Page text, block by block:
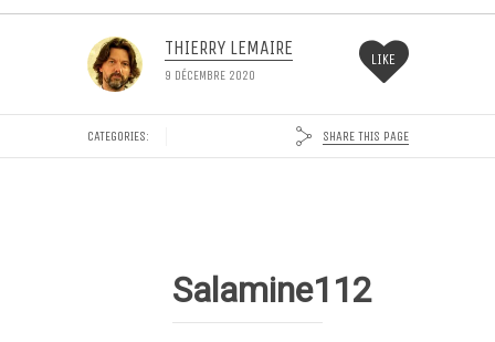
THIERRY LEMAIRE
9 DÉCEMBRE 2020
LIKE
CATEGORIES: SHARE THIS PAGE
Salamine112